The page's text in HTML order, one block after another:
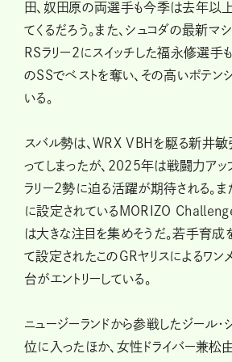
田、奴田原の両選手も今季は去年以
てくるだろう。また、シュコダの最新マ
RSラリー2にスイッチした福永修選手
のSSでベストを奪い、その高いポテン
いる。
スバル勢は、WRX VBHを駆る新井敏
ってしまったが、2025年は戦闘力アッ
ラリー2勢に迫る活躍が期待される。ま
に設定されているMORIZO
は大きな注目を集めそうだ。若手育成
て設定されたこのGRヤリスによるワン
台がエントリーしている。
ニュージーランドから参戦したジール
位に入ったほか、女性ドライバー兼松